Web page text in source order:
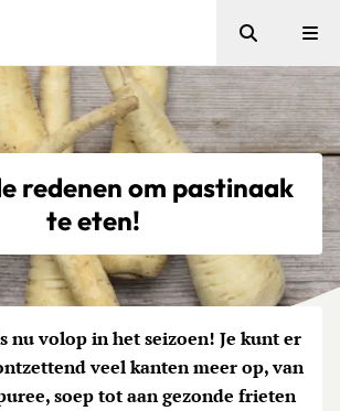
Zoeken
redenen om pastinaak
te eten!
nu volop in het seizoen! Je kunt er
veel kanten meer op, van
soep tot aan gezonde frieten